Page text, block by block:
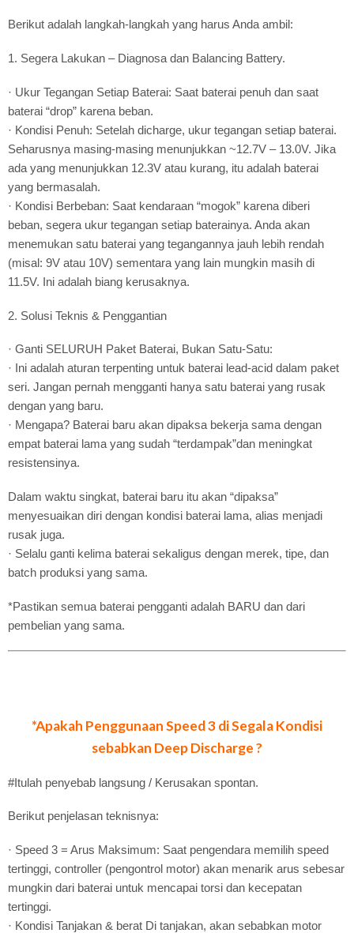
Berikut adalah langkah-langkah yang harus Anda ambil:
1. Segera Lakukan – Diagnosa dan Balancing Battery.
· Ukur Tegangan Setiap Baterai: Saat baterai penuh dan saat
baterai “drop” karena beban.
· Kondisi Penuh: Setelah dicharge, ukur tegangan setiap baterai.
Seharusnya masing-masing menunjukkan ~12.7V – 13.0V. Jika
ada yang menunjukkan 12.3V atau kurang, itu adalah baterai
yang bermasalah.
· Kondisi Berbeban: Saat kendaraan “mogok” karena diberi
beban, segera ukur tegangan setiap baterainya. Anda akan
menemukan satu baterai yang tegangannya jauh lebih rendah
(misal: 9V atau 10V) sementara yang lain mungkin masih di
11.5V. Ini adalah biang kerusaknya.
2. Solusi Teknis & Penggantian
· Ganti SELURUH Paket Baterai, Bukan Satu-Satu:
· Ini adalah aturan terpenting untuk baterai lead-acid dalam paket
seri. Jangan pernah mengganti hanya satu baterai yang rusak
dengan yang baru.
· Mengapa? Baterai baru akan dipaksa bekerja sama dengan
empat baterai lama yang sudah “terdampak”dan meningkat
resistensinya.
Dalam waktu singkat, baterai baru itu akan “dipaksa”
menyesuaikan diri dengan kondisi baterai lama, alias menjadi
rusak juga.
· Selalu ganti kelima baterai sekaligus dengan merek, tipe, dan
batch produksi yang sama.
*Pastikan semua baterai pengganti adalah BARU dan dari
pembelian yang sama.
*Apakah Penggunaan Speed 3 di Segala Kondisi
sebabkan Deep Discharge ?
#Itulah penyebab langsung / Kerusakan spontan.
Berikut penjelasan teknisnya:
· Speed 3 = Arus Maksimum: Saat pengendara memilih speed
tertinggi, controller (pengontrol motor) akan menarik arus sebesar
mungkin dari baterai untuk mencapai torsi dan kecepatan
tertinggi.
· Kondisi Tanjakan & berat Di tanjakan, akan sebabkan motor